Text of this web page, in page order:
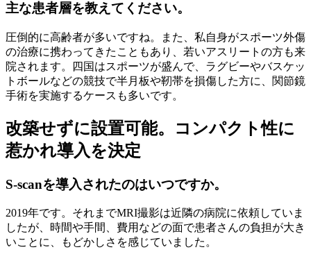
主な患者層を教えてください。
圧倒的に高齢者が多いですね。また、私自身がスポーツ外傷
の治療に携わってきたこともあり、若いアスリートの方も来
院されます。四国はスポーツが盛んで、ラグビーやバスケッ
トボールなどの競技で半月板や靭帯を損傷した方に、関節鏡
手術を実施するケースも多いです。
改築せずに設置可能。コンパクト性に
惹かれ導入を決定
S-scanを導入されたのはいつですか。
2019年です。それまでMRI撮影は近隣の病院に依頼していま
したが、時間や手間、費用などの面で患者さんの負担が大き
いことに、もどかしさを感じていました。